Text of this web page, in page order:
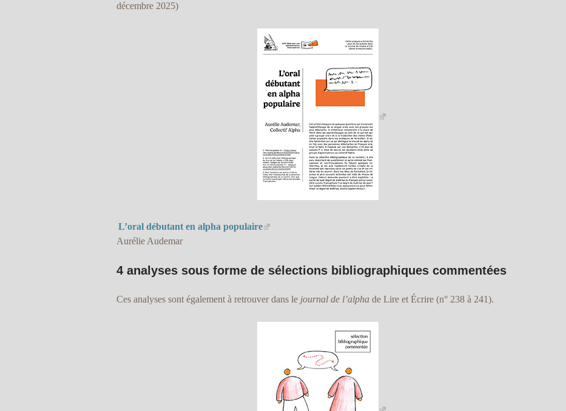
décembre 2025)
L’oral débutant en alpha populaire
Aurélie Audemar
4 analyses sous forme de sélections bibliographiques commentées
Ces analyses sont également à retrouver dans le journal de l’alpha de Lire et Écrire (n° 238 à 241).